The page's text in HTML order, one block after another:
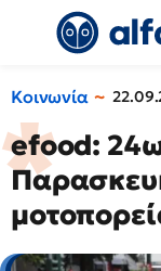
Κοινωνία
efood: